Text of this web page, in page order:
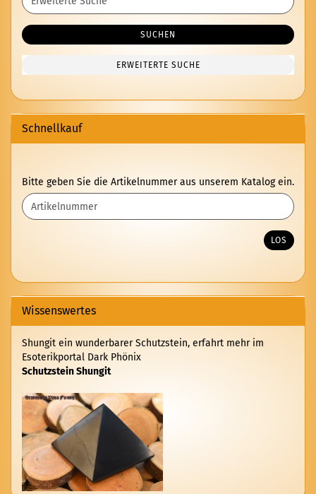
Suche
SUCHEN
ERWEITERTE SUCHE
Schnellkauf
BITTE
GEBEN
SIE
DIE
KATALOG
EIN.
Bitte geben Sie die Artikelnummer aus unserem Katalog ein.
LOS
Wissenswertes
Shungit ein wunderbarer Schutzstein, erfahrt mehr im
Esoterikportal Dark Phönix
Schutzstein Shungit